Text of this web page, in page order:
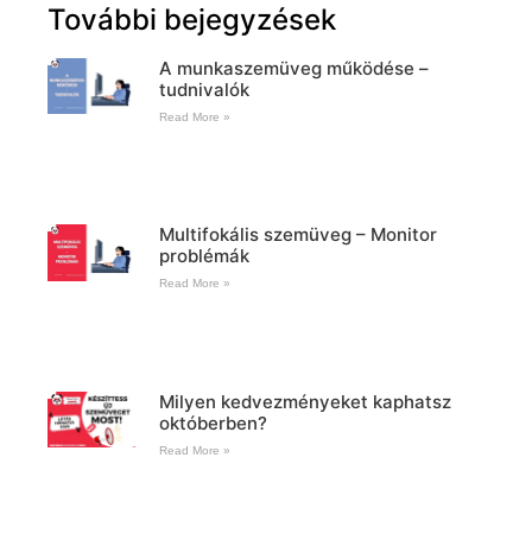
További bejegyzések
A munkaszemüveg működése –
tudnivalók
Read More »
Multifokális szemüveg – Monitor
problémák
Read More »
Milyen kedvezményeket kaphatsz
októberben?
Read More »